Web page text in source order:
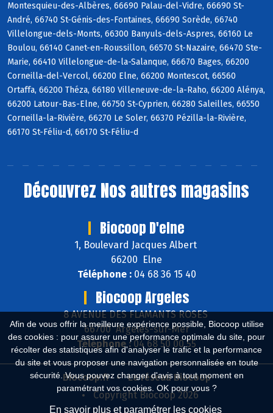
Afin de vous offrir la meilleure expérience possible, Biocoop utilise
des cookies : pour assurer une performance optimale du site, pour
récolter des statistiques afin d'analyser le trafic et la performance
du site et vous proposer une navigation personnalisée en toute
sécurité. Vous pouvez changer d'avis à tout moment en
paramétrant vos cookies. OK pour vous ?
En savoir plus et paramétrer les cookies
Montesquieu-des-Albères, 66690 Palau-del-Vidre, 66690 St-
André, 66740 St-Génis-des-Fontaines, 66690 Sorède, 66740
Villelongue-dels-Monts, 66300 Banyuls-dels-Aspres, 66160 Le
Boulou, 66140 Canet-en-Roussillon, 66570 St-Nazaire, 66470 Ste-
Marie, 66410 Villelongue-de-la-Salanque, 66670 Bages, 66200
Corneilla-del-Vercol, 66200 Elne, 66200 Montescot, 66560
Ortaffa, 66200 Théza, 66180 Villeneuve-de-la-Raho, 66200 Alénya,
66200 Latour-Bas-Elne, 66750 St-Cyprien, 66280 Saleilles, 66550
Corneilla-la-Rivière, 66270 Le Soler, 66370 Pézilla-la-Rivière,
66170 St-Féliu-d, 66170 St-Féliu-d
Découvrez Nos autres magasins
Biocoop D'elne
1, Boulevard Jacques Albert
66200 Elne
Téléphone :04 68 36 15 40
Biocoop Argeles
8 AVENUE DES FLAMANTS ROSES
66700 Argelès-sur-Mer
Téléphone :04 68 50 00 55
Biocoop.fr
Le réseau Biocoop
Copyright Biocoop 2026